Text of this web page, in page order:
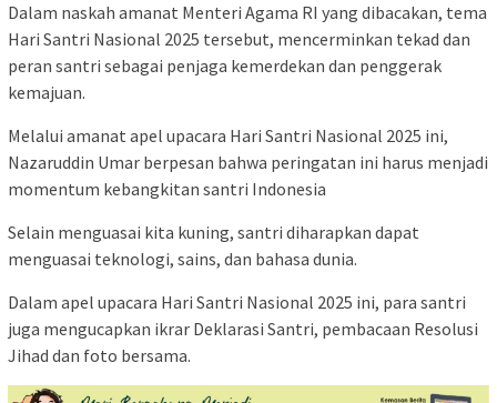
Dalam naskah amanat Menteri Agama RI yang dibacakan, tema
Hari Santri Nasional 2025 tersebut, mencerminkan tekad dan
peran santri sebagai penjaga kemerdekan dan penggerak
kemajuan.
Melalui amanat apel upacara Hari Santri Nasional 2025 ini,
Nazaruddin Umar berpesan bahwa peringatan ini harus menjadi
momentum kebangkitan santri Indonesia
Selain menguasai kita kuning, santri diharapkan dapat
menguasai teknologi, sains, dan bahasa dunia.
Dalam apel upacara Hari Santri Nasional 2025 ini, para santri
juga mengucapkan ikrar Deklarasi Santri, pembacaan Resolusi
Jihad dan foto bersama.